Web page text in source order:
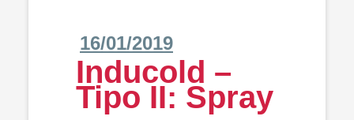
16/01/2019
Inducold –
Tipo II: Spray